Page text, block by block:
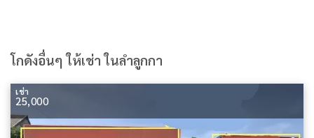
โกดังอื่นๆ ให้เช่า ในลำลูกกา
เช่า
25,000